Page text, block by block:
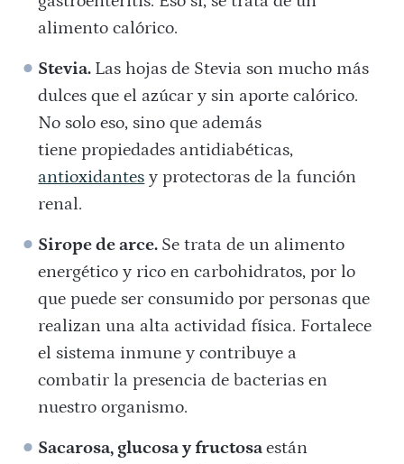
alimento calórico.
Stevia. Las hojas de Stevia son mucho más
dulces que el azúcar y sin aporte calórico.
No solo eso, sino que además
tiene propiedades antidiabéticas,
antioxidantes y protectoras de la función
renal.
Sirope de arce. Se trata de un alimento
energético y rico en carbohidratos, por lo
que puede ser consumido por personas que
realizan una alta actividad física. Fortalece
el sistema inmune y contribuye a
combatir la presencia de bacterias en
nuestro organismo.
Sacarosa, glucosa y fructosaestán